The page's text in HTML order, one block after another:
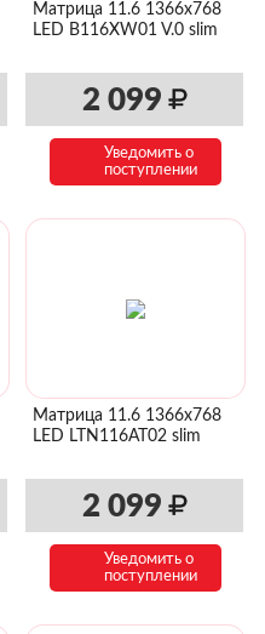
Матрица 11.6 1366x768
LED B116XW01 V.0 slim
2 099
Уведомить о
поступлении
Матрица 11.6 1366x768
LED LTN116AT02 slim
2 099
Уведомить о
поступлении